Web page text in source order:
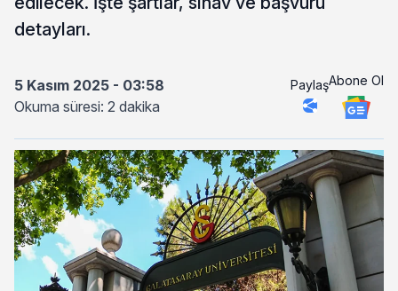
detayları.
5 Kasım 2025 - 03:58
Okuma süresi: 2 dakika
PaylaşAbone Ol